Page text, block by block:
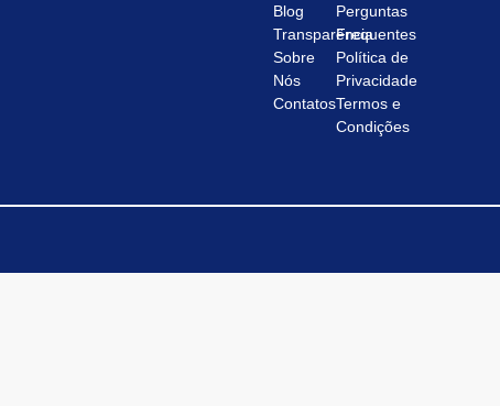
Blog
Transparência
Sobre
Nós
Contatos
Perguntas
Frequentes
Política de
Privacidade
Termos e
Condições